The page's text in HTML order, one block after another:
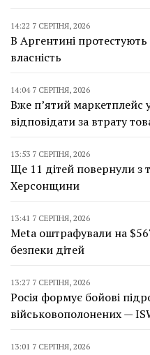
14:22 7 СЕРПНЯ, 2026
В Аргентині
власність
14:04 7 СЕРПНЯ, 2026
Вже п’ятий маркетплейс
відповідати за втрату
13:53 7 СЕРПНЯ, 2026
Ще 11 дітей повернули з
Херсонщини
13:41 7 СЕРПНЯ, 2026
Meta оштрафували на
безпеки дітей
13:27 7 СЕРПНЯ, 2026
Росія формує бойові
військовополонених —
13:01 7 СЕРПНЯ, 2026